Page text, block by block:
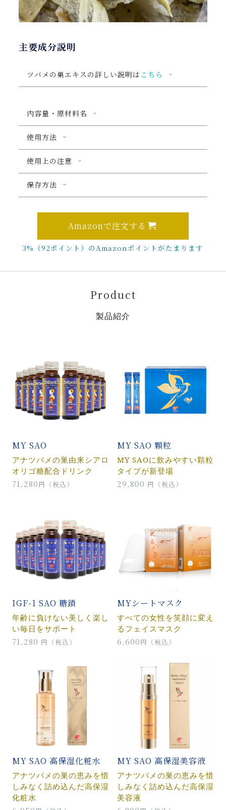
主要成分説明
ツバメの巣エキスの詳しい説明は こちら
内容量・原材料名
使用方法
使用上の注意
保存方法
Amazonで注文する
3%（92ポイント）のAmazonポイントがたまります
Product
製品紹介
MY SAO
アナツバメの巣由来シアロ
オリゴ糖配合ドリンク
71,280円（税込）
MY SAO 顆粒
MY SAOに飲みやすい顆粒
タイプが新登場
29,800 円（税込）
IGF-1 SAO 糖鎖
年齢に負けない美しく楽し
い毎日をサポート
71,280 円（税込）
MYシートマスク
すべての女性を笑顔に変え
るフェイスマスク
6,600円（税込）
MY SAO 高保湿化粧水
アナツバメの巣の恵みを惜
しみなく詰め込んだ高保湿
化粧水
MY SAO 高保湿美容液
アナツバメの巣の恵みを惜
しみなく詰め込んだ高保湿
美容液